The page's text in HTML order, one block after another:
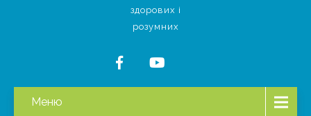
здорових і
розумних
Меню